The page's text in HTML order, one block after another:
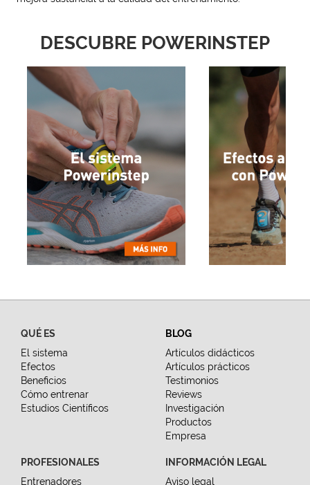
DESCUBRE POWERINSTEP
QUÉ ES
El sistema
Efectos
Beneficios
Cómo entrenar
Estudios Científicos
BLOG
Artículos didácticos
Artículos prácticos
Testimonios
Reviews
Investigación
Productos
Empresa
PROFESIONALES
Entrenadores
INFORMACIÓN LEGAL
Aviso legal